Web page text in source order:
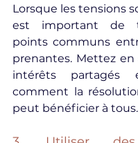
Lorsque les tensions
est important de
points communs
prenantes. Mettez
intérêts partagés
comment la
peut bénéficier à tous.